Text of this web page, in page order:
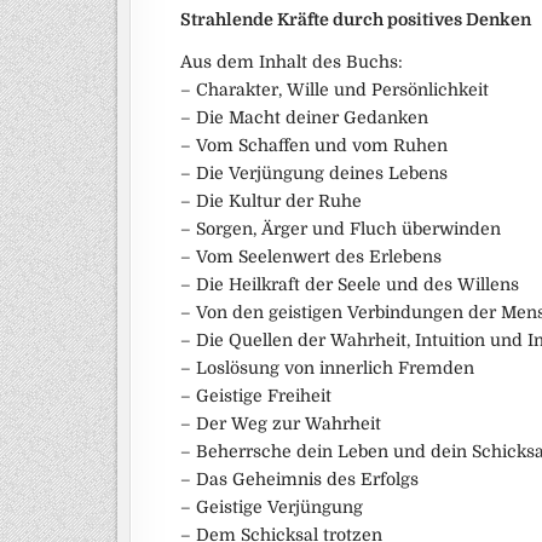
Strahlende Kräfte durch positives Denken
Aus dem Inhalt des Buchs:
– Charakter, Wille und Persönlichkeit
– Die Macht deiner Gedanken
– Vom Schaffen und vom Ruhen
– Die Verjüngung deines Lebens
– Die Kultur der Ruhe
– Sorgen, Ärger und Fluch überwinden
– Vom Seelenwert des Erlebens
– Die Heilkraft der Seele und des Willens
– Von den geistigen Verbindungen der
– Die Quellen der Wahrheit, Intuition und
– Loslösung von innerlich Fremden
– Geistige Freiheit
– Der Weg zur Wahrheit
– Beherrsche dein Leben und dein
– Das Geheimnis des Erfolgs
– Geistige Verjüngung
– Dem Schicksal trotzen